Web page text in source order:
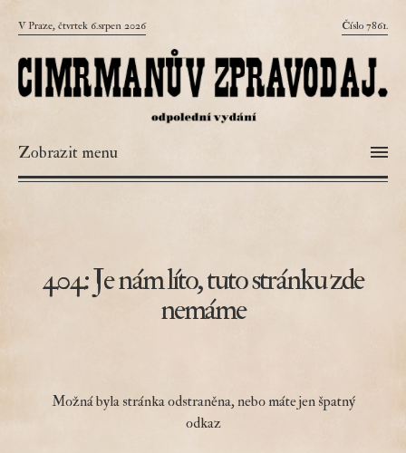
V Praze, čtvrtek 6.srpen 2026 Číslo 7861.
Zobrazit menu
404: Je nám líto, tuto stránku zde
nemáme
Možná byla stránka odstraněna, nebo máte jen špatný
odkaz